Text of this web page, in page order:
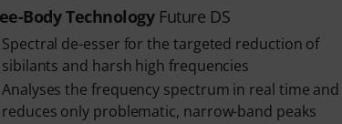
Body Technology Future DS
Spectral de-esser for the targeted reduction of
sibilants and harsh high frequencies
Analyses the frequency spectrum in real time and
reduces only problematic, narrow-band peaks